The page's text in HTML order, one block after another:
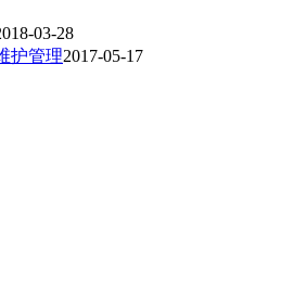
03-28
护管理2017-05-17